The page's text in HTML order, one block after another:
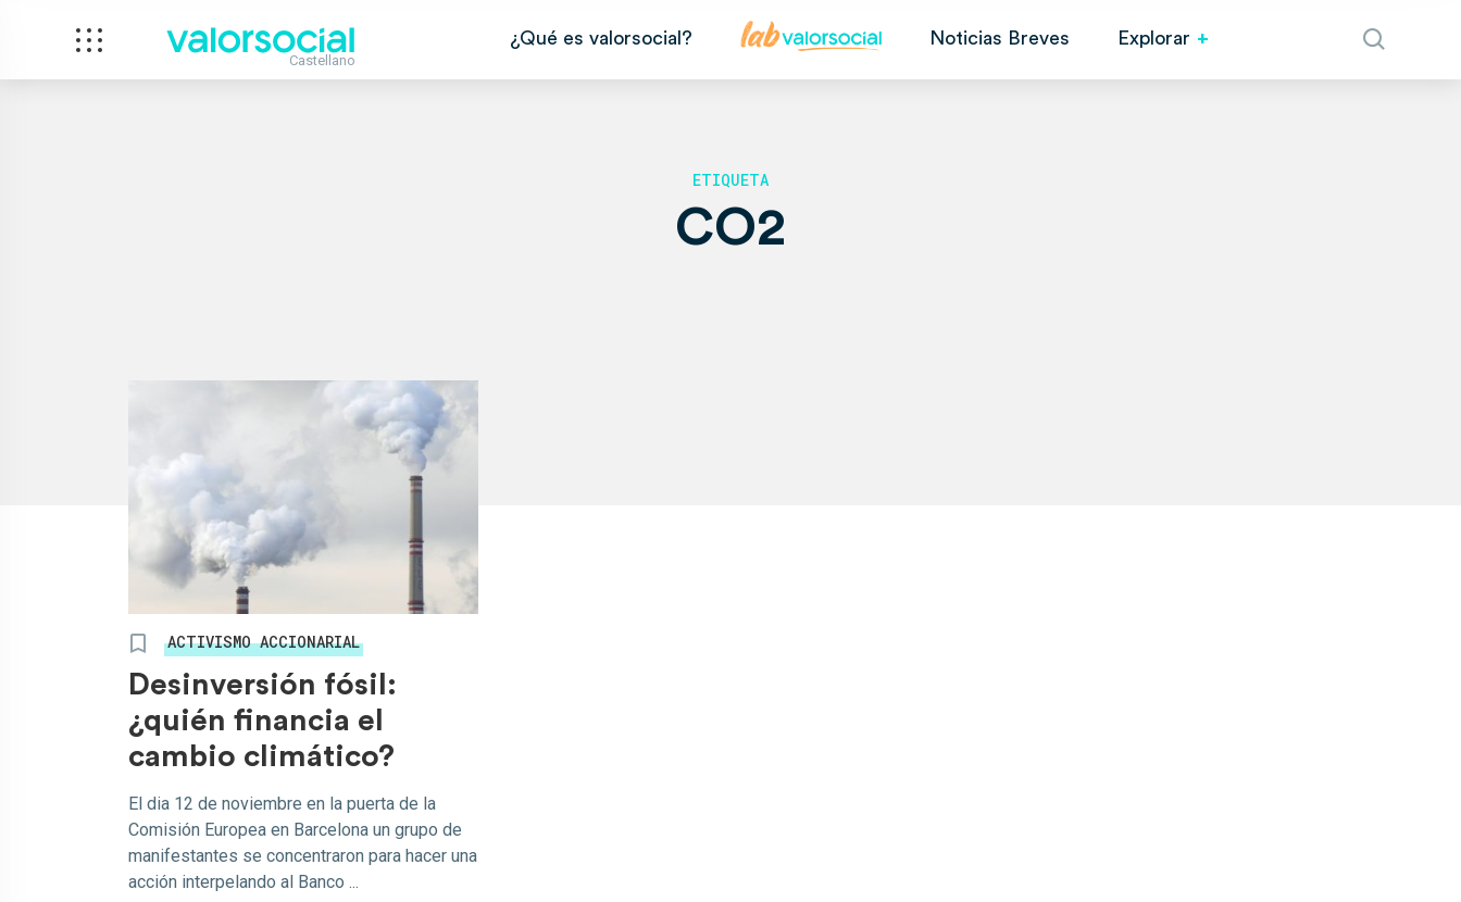
Castellano
¿Qué es valorsocial? Noticias Breves Explorar
ETIQUETA
CO2
ACTIVISMO ACCIONARIAL
Desinversión fósil:
¿quién financia el
cambio climático?
El dia 12 de noviembre en la puerta de la
Comisión Europea en Barcelona un grupo de
manifestantes se concentraron para hacer una
acción interpelando al Banco ...